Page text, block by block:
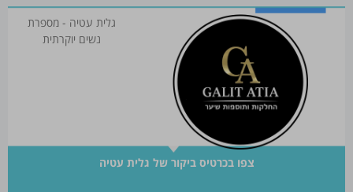
גלית עטיה - מספרת
נשים יוקרתית
צפו בכרטיס ביקור של גלית עטיה